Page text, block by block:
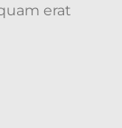
erat